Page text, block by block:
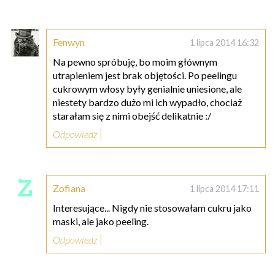
Fenwyn 1 lipca 2014 16:32
Na pewno spróbuję, bo moim głównym
utrapieniem jest brak objętości. Po peelingu
cukrowym włosy były genialnie uniesione, ale
niestety bardzo dużo mi ich wypadło, chociaż
starałam się z nimi obejść delikatnie :/
Odpowiedz
Zofiana 1 lipca 2014 17:11
Interesujące... Nigdy nie stosowałam cukru jako
maski, ale jako peeling.
Odpowiedz